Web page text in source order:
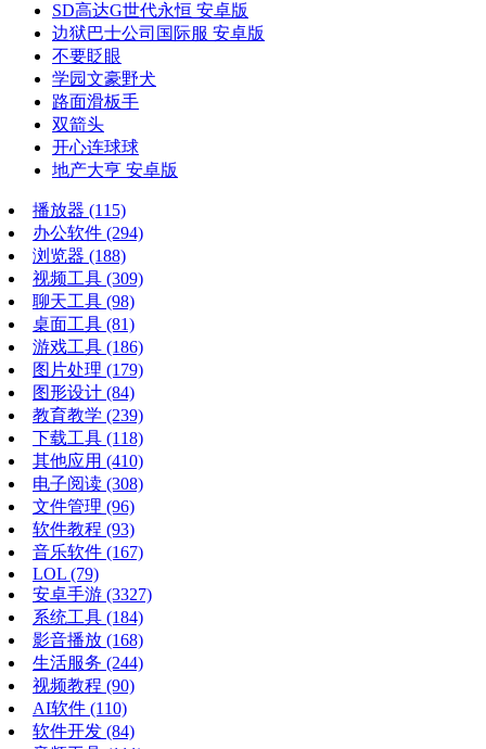
SD高达G世代永恒 安卓版
边狱巴士公司国际服 安卓版
不要眨眼
学园文豪野犬
路面滑板手
双箭头
开心连球球
地产大亨 安卓版
播放器 (115)
办公软件 (294)
浏览器 (188)
视频工具 (309)
聊天工具 (98)
桌面工具 (81)
游戏工具 (186)
图片处理 (179)
图形设计 (84)
教育教学 (239)
下载工具 (118)
其他应用 (410)
电子阅读 (308)
文件管理 (96)
软件教程 (93)
音乐软件 (167)
LOL (79)
安卓手游 (3327)
系统工具 (184)
影音播放 (168)
生活服务 (244)
视频教程 (90)
AI软件 (110)
软件开发 (84)